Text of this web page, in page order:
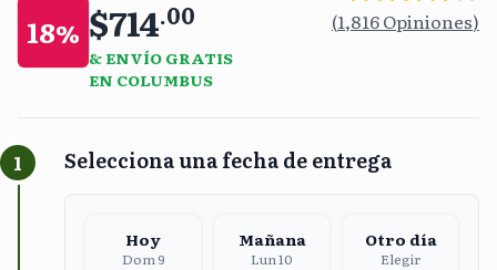
18% $714.00
& ENVÍO GRATIS
EN COLUMBUS
(1,816Opiniones)
1 Selecciona una fecha de entrega
Hoy
Dom 9
Mañana
Lun 10
Otro día
Elegir